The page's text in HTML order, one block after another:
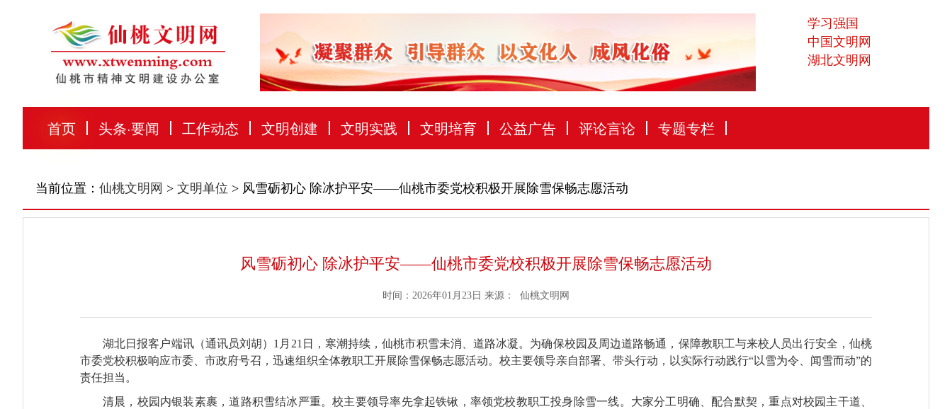
学习强国
中国文明网
湖北文明网
首页 头条·要闻 工作动态 文明创建 文明实践 文明培育 公益广告 评论言论 专题专栏
当前位置： 仙桃文明网 > 文明单位 > 风雪砺初心 除冰护平安——仙桃市委党校积极开展除雪保畅志愿活动
风雪砺初心 除冰护平安——仙桃市委党校积极开展除雪保畅志愿活动
时间：2026年01月23日 来源： 仙桃文明网
湖北日报客户端讯（通讯员刘胡）1月21日，寒潮持续，仙桃市积雪未消、道路冰凝。为确保校园及周边道路畅通，保障教职工与来校人员出行安全，仙桃
市委党校积极响应市委、市政府号召，迅速组织全体教职工开展除雪保畅志愿活动。校主要领导亲自部署、带头行动，以实际行动践行“以雪为令、闻雪而动”的
责任担当。
清晨，校园内银装素裹，道路积雪结冰严重。校主要领导率先拿起铁锹，率领党校教职工投身除雪一线。大家分工明确、配合默契，重点对校园主干道、